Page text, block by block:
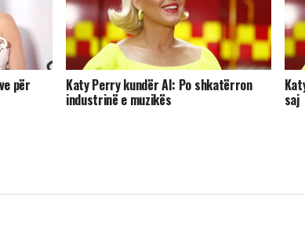
për Katy Perry kundër AI: Po shkatërron
industrinë e muzikës saj